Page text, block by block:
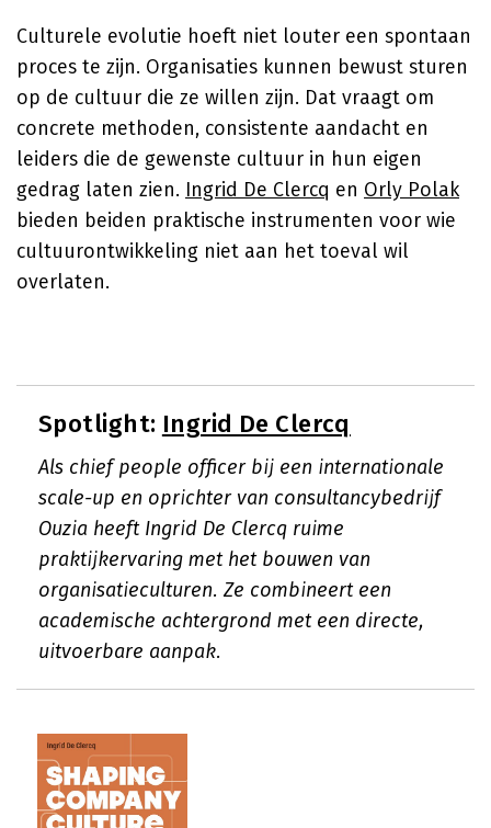
Culturele evolutie hoeft niet louter een spontaan
proces te zijn. Organisaties kunnen bewust sturen
op de cultuur die ze willen zijn. Dat vraagt om
concrete methoden, consistente aandacht en
leiders die de gewenste cultuur in hun eigen
gedrag laten zien. Ingrid De Clercq en Orly Polak
bieden beiden praktische instrumenten voor wie
cultuurontwikkeling niet aan het toeval wil
overlaten.
Spotlight: Ingrid De Clercq
Als chief people officer bij een internationale
scale-up en oprichter van consultancybedrijf
Ouzia heeft Ingrid De Clercq ruime
praktijkervaring met het bouwen van
organisatieculturen. Ze combineert een
academische achtergrond met een directe,
uitvoerbare aanpak.